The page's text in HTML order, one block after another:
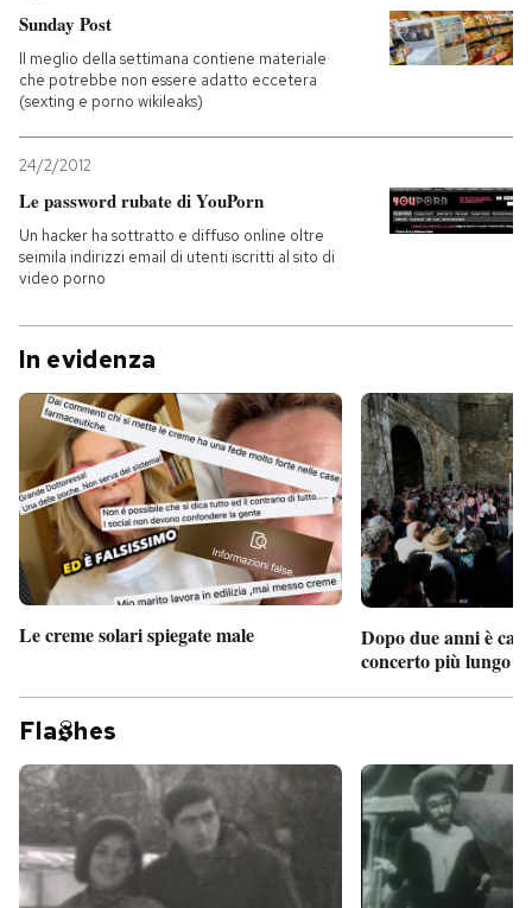
Sunday Post
Il meglio della settimana contiene materiale
che potrebbe non essere adatto eccetera
(sexting e porno wikileaks)
24/2/2012
Le password rubate di YouPorn
Un hacker ha sottratto e diffuso online oltre
seimila indirizzi email di utenti iscritti al sito di
video porno
In evidenza
Le creme solari spiegate male
Dopo due anni è
concerto più lungo
Fla hes